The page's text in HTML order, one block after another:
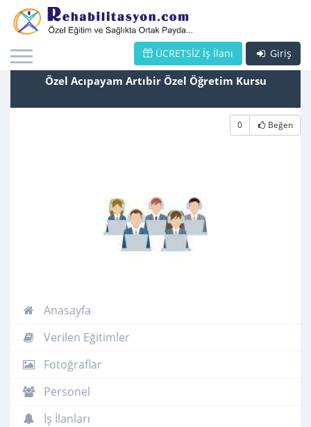
Giriş
ÜCRETSİZ İş İlanı
Özel Acıpayam Artıbir Özel Öğretim Kursu
0 Beğen
Anasayfa
Verilen Eğitimler
Fotoğraflar
Personel
İş İlanları